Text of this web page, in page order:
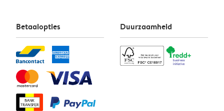
Betaalopties Duurzaamheid